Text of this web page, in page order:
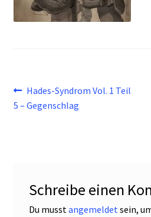
Beitragsnavigation
Vorheriger
Beitrag:
Hades-Syndrom Vol. 1 Teil
5 – Gegenschlag
Schreibe einen
Du musst angemeldet sein,